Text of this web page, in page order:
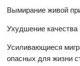
Вымирание живой
Ухудшение качества
Усиливающиеся
опасных для жизни